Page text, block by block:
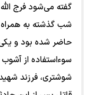
گفته می‌شود فرج
شب گذشته به همراه
حاضر شده بود و یکی
سوءاستفاده از آشوب
شوشتری، فرزند